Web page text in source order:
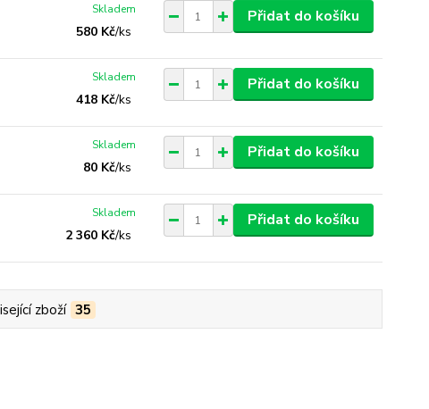
580 Kč/ks
Skladem Přidat do košíku
418 Kč/ks
Skladem Přidat do košíku
80 Kč/ks
Skladem Přidat do košíku
2 360 Kč/ks
Skladem Přidat do košíku
zboží 35